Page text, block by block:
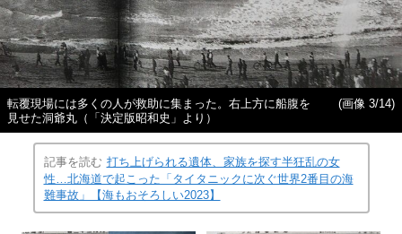
転覆現場には多くの人が救助に集まった。右上方に船腹を
見せた洞爺丸（「決定版昭和史」より）
(画像 3/14)
記事を読む 打ち上げられる遺体、家族を探す半狂乱の女
性…北海道で起こった「タイタニックに次ぐ世界2番目の海
難事故」【海もおそろしい2023】